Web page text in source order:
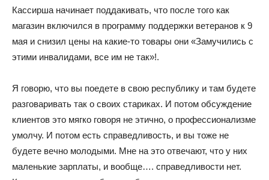
Кассирша начинает поддакивать, что после того как
магазин включился в программу поддержки ветеранов к 9
мая и снизил цены на какие-то товары они «Замучились с
этими инвалидами, все им не так»!.
Я говорю, что вы поедете в свою республику и там будете
разговаривать так о своих стариках. И потом обсуждение
клиентов это мягко говоря не этично, о профессионализме
умолчу. И потом есть справедливость, и вы тоже не
будете вечно молодыми. Мне на это отвечают, что у них
маленькие зарплаты, и вообще…. справедливости нет.